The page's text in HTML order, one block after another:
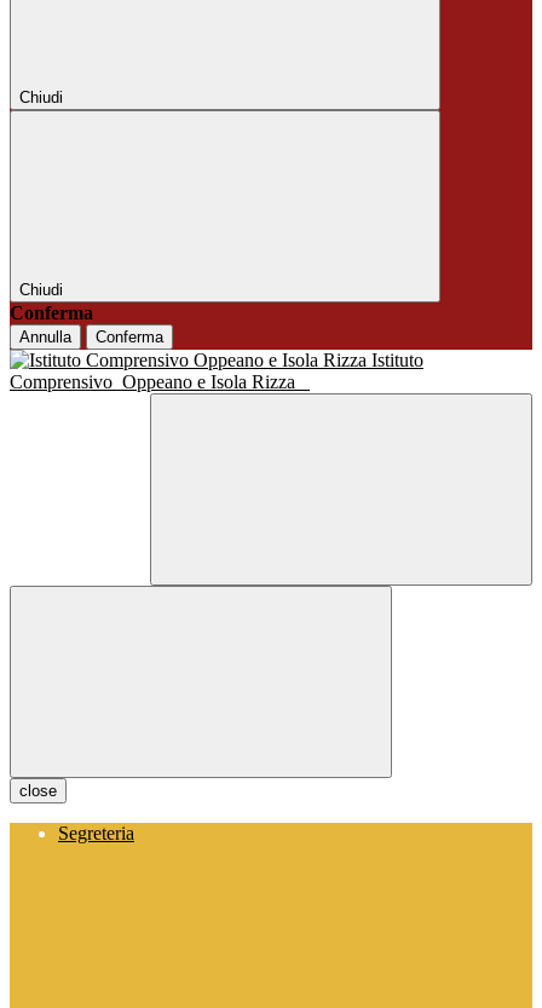
Chiudi
Chiudi
Conferma
Annulla Conferma
Istituto
Comprensivo Oppeano e Isola Rizza
close
Segreteria